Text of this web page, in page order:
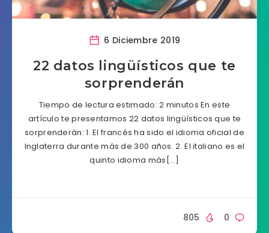
6 Diciembre 2019
22 datos lingüísticos que te
sorprenderán
Tiempo de lectura estimado: 2 minutos En este
artículo te presentamos 22 datos lingüísticos que te
sorprenderán: 1. El francés ha sido el idioma oficial de
Inglaterra durante más de 300 años. 2. El italiano es el
quinto idioma más[…]
0
805